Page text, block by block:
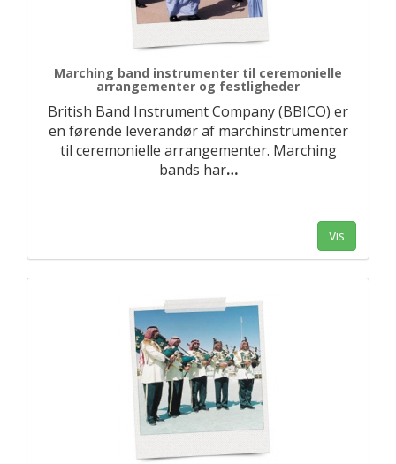
Marching band instrumenter til ceremonielle
arrangementer og festligheder
British Band Instrument Company (BBICO) er
en førende leverandør af marchinstrumenter
til ceremonielle arrangementer. Marching
bands har…
Vis